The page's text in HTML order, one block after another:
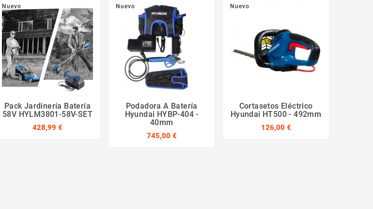
Nuevo
Pack Jardinería Batería
58V HYLM3801-58V-SET
428,99 €
Nuevo
Podadora A Batería
Hyundai HYBP-404 -
40mm
745,00 €
Nuevo
Cortasetos Eléctrico
Hyundai HT500 - 492mm
126,00 €